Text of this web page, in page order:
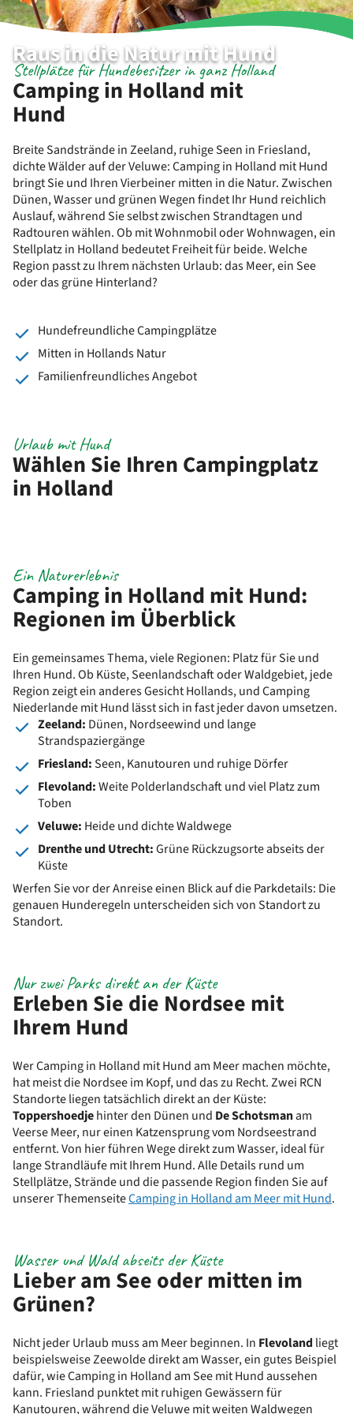
Raus in die Natur mit Hund
Camping in Holland mit
Hund
Stellplätze für Hundebesitzer in ganz Holland
Breite Sandstrände in Zeeland, ruhige Seen in Friesland,
dichte Wälder auf der Veluwe: Camping in Holland mit Hund
bringt Sie und Ihren Vierbeiner mitten in die Natur. Zwischen
Dünen, Wasser und grünen Wegen findet Ihr Hund reichlich
Auslauf, während Sie selbst zwischen Strandtagen und
Radtouren wählen. Ob mit Wohnmobil oder Wohnwagen, ein
Stellplatz in Holland bedeutet Freiheit für beide. Welche
Region passt zu Ihrem nächsten Urlaub: das Meer, ein See
oder das grüne Hinterland?
Hundefreundliche Campingplätze
Mitten in Hollands Natur
Familienfreundliches Angebot
Wählen Sie Ihren Campingplatz
in Holland
Urlaub mit Hund
Camping in Holland mit Hund:
Regionen im Überblick
Ein Naturerlebnis
Ein gemeinsames Thema, viele Regionen: Platz für Sie und
Ihren Hund. Ob Küste, Seenlandschaft oder Waldgebiet, jede
Region zeigt ein anderes Gesicht Hollands, und Camping
Niederlande mit Hund lässt sich in fast jeder davon umsetzen.
Zeeland: Dünen, Nordseewind und lange
Strandspaziergänge
Friesland:Seen, Kanutouren und ruhige Dörfer
Flevoland:Weite Polderlandschaft und viel Platz zum
Toben
Veluwe: Heide und dichte Waldwege
Drenthe und Utrecht:Grüne Rückzugsorte abseits der
Küste
Werfen Sie vor der Anreise einen Blick auf die Parkdetails: Die
genauen Hunderegeln unterscheiden sich von Standort zu
Standort.
Erleben Sie die Nordsee mit
Ihrem Hund
Nur zwei Parks direkt an der Küste
Wer Camping in Holland mit Hund am Meer machen möchte,
hat meist die Nordsee im Kopf, und das zu Recht. Zwei RCN
Standorte liegen tatsächlich direkt an der Küste:
Toppershoedjehinter den Dünen und De Schotsmanam
Veerse Meer, nur einen Katzensprung vom Nordseestrand
entfernt. Von hier führen Wege direkt zum Wasser, ideal für
lange Strandläufe mit Ihrem Hund. Alle Details rund um
Stellplätze, Strände und die passende Region finden Sie auf
unserer ThemenseiteCamping in Holland am Meer mit Hund.
Lieber am See oder mitten im
Grünen?
Wasser und Wald abseits der Küste
Nicht jeder Urlaub muss am Meer beginnen. In Flevolandliegt
beispielsweise Zeewolde direkt am Wasser, ein gutes Beispiel
dafür, wie Camping in Holland am See mit Hund aussehen
kann. Friesland punktet mit ruhigen Gewässern für
Kanutouren, während die Veluwe mit weiten Waldwegen